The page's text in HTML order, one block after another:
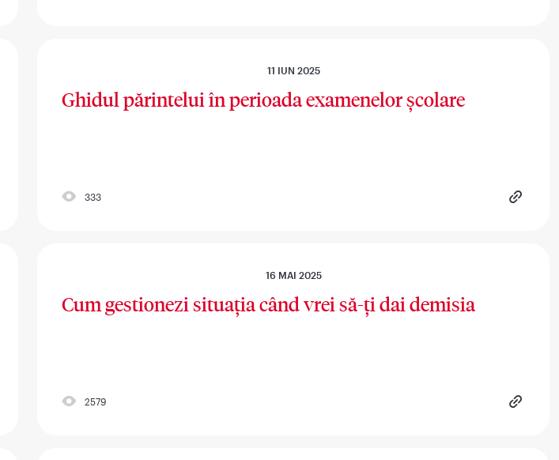
11 IUN 2025
Ghidul părintelui în perioada examenelor școlare
333
16 MAI 2025
Cum gestionezi situația când vrei să-ți dai demisia
2579